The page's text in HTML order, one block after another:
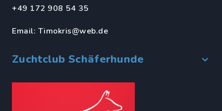
+49 172 908 54 35
Email: Timokris@web.de
Zuchtclub Schäferhunde